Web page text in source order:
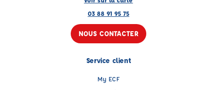
03 88 91 95 75
NOUS CONTACTER
Service client
My ECF